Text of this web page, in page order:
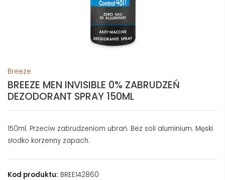
Breeze
BREEZE MEN INVISIBLE 0% ZABRUDZEŃ
DEZODORANT SPRAY 150ML
150ml. Przeciw zabrudzeniom ubrań. Bez soli aluminium. Męski
słodko korzenny zapach.
Kod produktu: BREE142860